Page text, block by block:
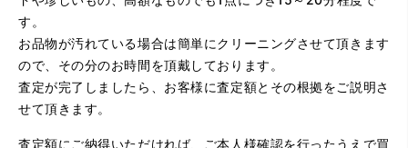
（大阪府大阪市）とてもプロな鑑定士さんがいて的確にア
す。
お品物が汚れている場合は簡単にクリーニングさせて頂きます
ので、その分のお時間を頂戴しております。
査定が完了しましたら、お客様に査定額とその根拠をご説明さ
せて頂きます。
査定額にご納得いただければ、ご本人様確認を行ったうえで買